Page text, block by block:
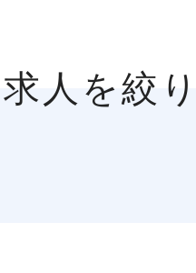
求人を絞